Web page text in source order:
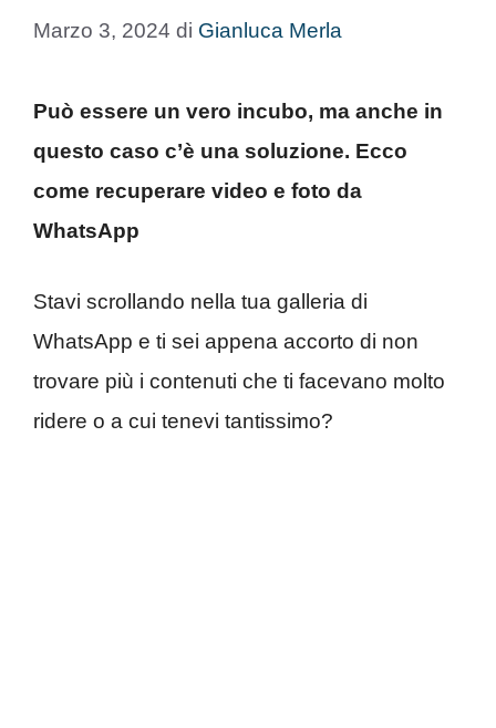
Marzo 3, 2024 di Gianluca Merla
Può essere un vero incubo, ma anche in
questo caso c’è una soluzione. Ecco
come recuperare video e foto da
WhatsApp
Stavi scrollando nella tua galleria di
WhatsApp e ti sei appena accorto di non
trovare più i contenuti che ti facevano molto
ridere o a cui tenevi tantissimo?